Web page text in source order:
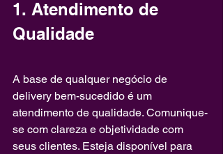
1. Atendimento de
Qualidade
A base de qualquer negócio de
delivery bem-sucedido é um
atendimento de qualidade. Comunique-
se com clareza e objetividade com
seus clientes. Esteja disponível para